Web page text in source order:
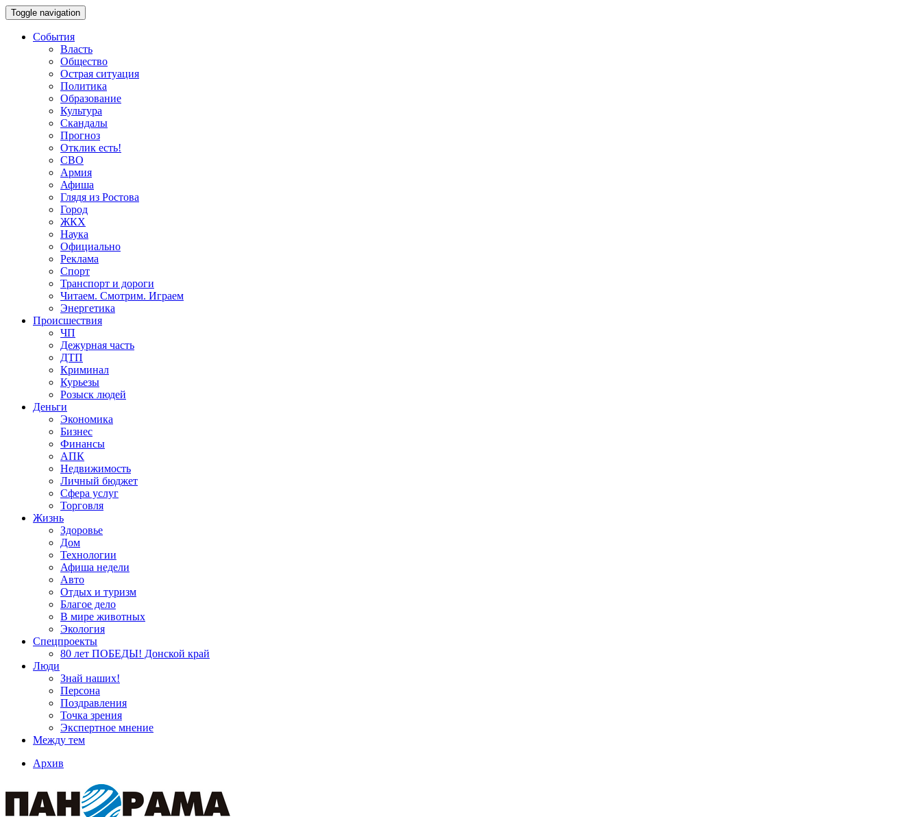
Toggle navigation
События
Власть
Общество
Острая ситуация
Политика
Образование
Культура
Скандалы
Прогноз
Отклик есть!
СВО
Армия
Афиша
Глядя из Ростова
Город
ЖКХ
Наука
Официально
Реклама
Спорт
Транспорт и дороги
Читаем. Смотрим. Играем
Энергетика
Происшествия
ЧП
Дежурная часть
ДТП
Криминал
Курьезы
Розыск людей
Деньги
Экономика
Бизнес
Финансы
АПК
Недвижимость
Личный бюджет
Сфера услуг
Торговля
Жизнь
Здоровье
Дом
Технологии
Афиша недели
Авто
Отдых и туризм
Благое дело
В мире животных
Экология
Спецпроекты
80 лет ПОБЕДЫ! Донской край
Люди
Знай наших!
Персона
Поздравления
Точка зрения
Экспертное мнение
Между тем
Архив